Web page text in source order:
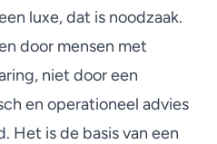
luxe, dat is noodzaak.
door mensen met
niet door een
en operationeel advies
Het is de basis van een